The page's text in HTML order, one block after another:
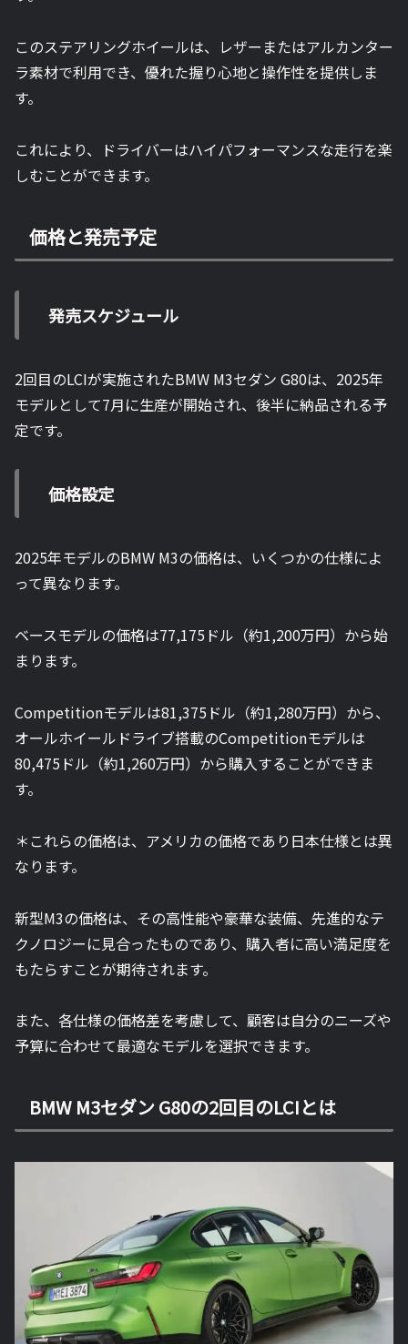
このステアリングホイールは、レザーまたはアルカンター
ラ素材で利用でき、優れた握り心地と操作性を提供しま
す。
これにより、ドライバーはハイパフォーマンスな走行を楽
しむことができます。
価格と発売予定
発売スケジュール
2回目のLCIが実施されたBMW M3セダン G80は、2025年
モデルとして7月に生産が開始され、後半に納品される予
定です。
価格設定
2025年モデルのBMW M3の価格は、いくつかの仕様によ
って異なります。
ベースモデルの価格は77,175ドル（約1,200万円）から始
まります。
Competitionモデルは81,375ドル（約1,280万円）から、
オールホイールドライブ搭載のCompetitionモデルは
80,475ドル（約1,260万円）から購入することができま
す。
＊これらの価格は、アメリカの価格であり日本仕様とは異
なります。
新型M3の価格は、その高性能や豪華な装備、先進的なテ
クノロジーに見合ったものであり、購入者に高い満足度を
もたらすことが期待されます。
また、各仕様の価格差を考慮して、顧客は自分のニーズや
予算に合わせて最適なモデルを選択できます。
BMW M3セダン G80の2回目のLCIとは